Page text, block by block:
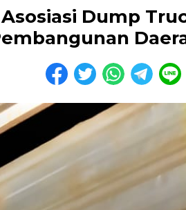
Dump